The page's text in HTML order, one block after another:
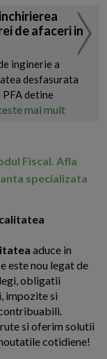
de afaceri in
inginerie a
desfasurata
detine
mai mult
Fiscal. Afla
specializata
aduce in
este nou legat de
obligatii
impozite si
si oferim solutii
cotidiene!